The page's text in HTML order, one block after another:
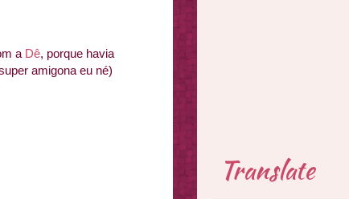
a Dê, porque havia
amigona eu né)
Translate